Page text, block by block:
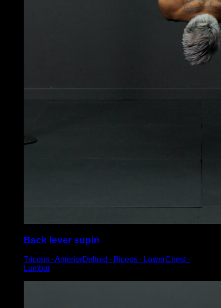
Back lever supin
Triceps ∙ AnteriorDeltoid ∙ Biceps ∙ LowerChest ∙
Lumbar